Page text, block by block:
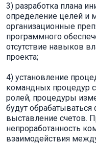
3) разработка плана
определение целей и
организационные
программного
отсутствие навыков
проекта;
4) установление
командных процедур
ролей, процедуры
будут
выставление счетов.
непроработанность
взаимодействия